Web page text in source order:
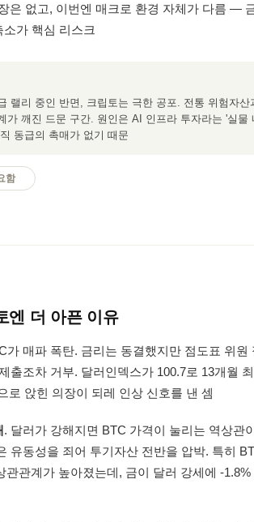
은 없고, 이번엔 매크로 환경 자체가 다름 —
가 핵심 리스크
랠리 중인 반면, 크립토는 극한 공포. 전통 위험자산
가 깨진 드문 구간. 원인은 AI 인프라 투자라는 '실물
동급의 촉매가 없기 때문
함
엔 더 아픈 이유
매파 폭탄. 금리는 동결했지만 점도표 위원
출조차 거부. 달러인덱스가 100.7로 13개월
로 앉힌 의장이 되레 인상 신호를 낸 셈
. 달러가 강해지면 BTC 가격이 눌리는 역상관
유동성을 죄어 투기자산 전반을 압박. 특히
관관계가 높아졌는데, 금이 달러 강세에 -1.8%